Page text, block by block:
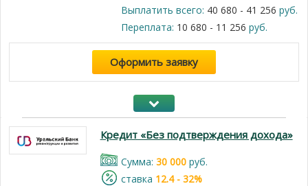
Выплатить всего: 40 680 - 41 256 руб.
Переплата: 10 680 - 11 256 руб.
Оформить заявку
Кредит «Без подтверждения дохода»
Cумма: 30 000руб.
cтавка 12.4 - 32%